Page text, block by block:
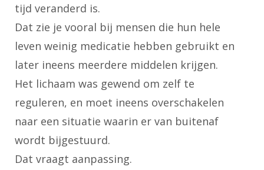
tijd veranderd is.
Dat zie je vooral bij mensen die hun hele
leven weinig medicatie hebben gebruikt en
later ineens meerdere middelen krijgen.
Het lichaam was gewend om zelf te
reguleren, en moet ineens overschakelen
naar een situatie waarin er van buitenaf
wordt bijgestuurd.
Dat vraagt aanpassing.